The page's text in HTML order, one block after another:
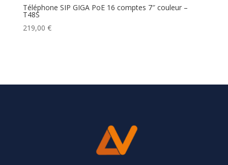
Téléphone SIP GIGA PoE 16 comptes 7″ couleur –
T48S
219,00 €